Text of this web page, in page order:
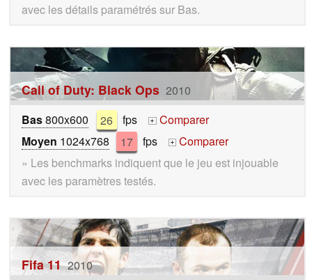
avec les détails paramétrés sur Bas.
Call of Duty: Black Ops 2010
Bas800x600 26 fps + Comparer
Moyen 1024x768 17 fps +
Comparer
» Les benchmarks indiquent que le jeu est injouable
avec les paramètres testés.
Fifa 11 2010